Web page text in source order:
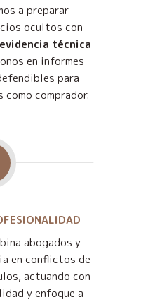
a preparar
ocultos con
evidencia técnica
en informes
para
comprador.
abogados y
en conflictos de
actuando con
y enfoque a